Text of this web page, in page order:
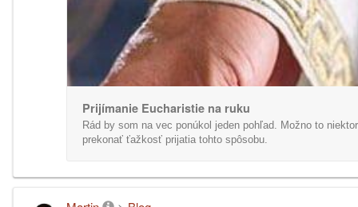
Prijímanie Eucharistie na ruku
Rád by som na vec ponúkol jeden pohľad. Možno to
prekonať ťažkosť prijatia tohto spôsobu.